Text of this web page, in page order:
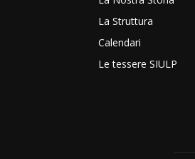
La Struttura
Calendari
Le tessere SIULP